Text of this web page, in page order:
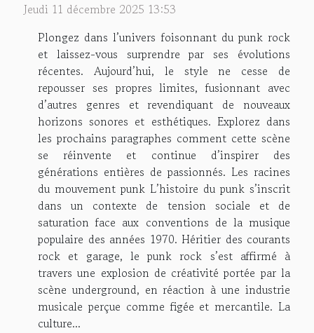
Jeudi 11 décembre 2025 13:53
Plongez dans l’univers foisonnant du punk rock
et laissez-vous surprendre par ses évolutions
récentes. Aujourd’hui, le style ne cesse de
repousser ses propres limites, fusionnant avec
d’autres genres et revendiquant de nouveaux
horizons sonores et esthétiques. Explorez dans
les prochains paragraphes comment cette scène
se réinvente et continue d’inspirer des
générations entières de passionnés. Les racines
du mouvement punk L’histoire du punk s’inscrit
dans un contexte de tension sociale et de
saturation face aux conventions de la musique
populaire des années 1970. Héritier des courants
rock et garage, le punk rock s’est affirmé à
travers une explosion de créativité portée par la
scène underground, en réaction à une industrie
musicale perçue comme figée et mercantile. La
culture...